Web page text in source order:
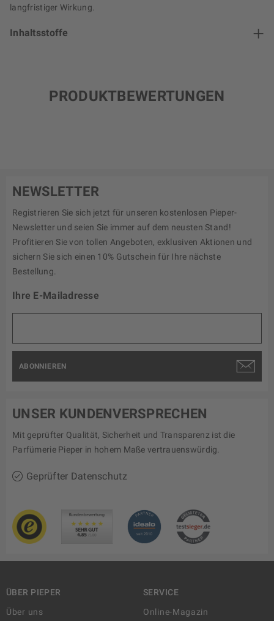
langfristiger Wirkung.
Inhaltsstoffe
PRODUKTBEWERTUNGEN
NEWSLETTER
Registrieren Sie sich jetzt für unseren kostenlosen Pieper-
Newsletter und seien Sie immer auf dem neusten Stand!
Profitieren Sie von tollen Angeboten, exklusiven Aktionen und
sichern Sie sich einen 10% Gutschein für Ihre nächste
Bestellung.
Ihre E-Mailadresse
ABONNIEREN
UNSER KUNDENVERSPRECHEN
Mit geprüfter Qualität, Sicherheit und Transparenz ist die
Parfümerie Pieper in hohem Maße vertrauenswürdig.
Geprüfter Datenschutz
ÜBER PIEPER
Über uns
SERVICE
Online-Magazin